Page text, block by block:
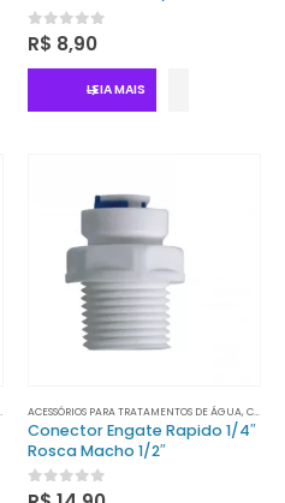
0out of 5
R$ 8,90
LEIA MAIS
,TRATAMENTO DE ÁGUA
ACESSÓRIOS PARA TRATAMENTOS DE ÁGUA,CONECTORES
Conector Engate Rapido 1/4″
Rosca Macho 1/2″
0out of 5